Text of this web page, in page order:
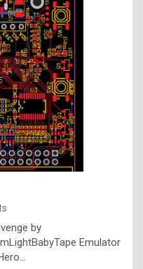
by
Emulator